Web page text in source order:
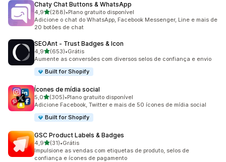
Chaty Chat Buttons & WhatsApp
4,9de 5 estrelas
(288)
288 avaliações ao todo
•Plano gratuito disponível
Adicione o chat do WhatsApp, Facebook Messenger, Line e mais de
20 botões de chat
SEOAnt ‑ Trust Badges & Icon
4,9de 5 estrelas
(653)
653 avaliações ao todo
•Grátis
Aumente as conversões com diversos selos de confiança e envio
Built for Shopify
Ícones de mídia social
5,0de 5 estrelas
(305)
305 avaliações ao todo
•Plano gratuito disponível
Adicione Facebook, Twitter e mais de 50 ícones de mídia social
Built for Shopify
GSC Product Labels & Badges
4,9de 5 estrelas
(31)
31 avaliações ao todo
•Grátis
Impulsione as vendas com etiquetas de produto, selos de
confiança e ícones de pagamento